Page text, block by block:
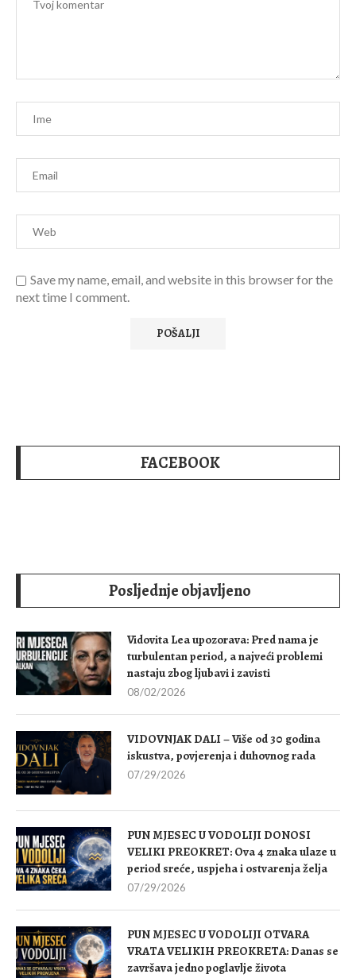
Save my name, email, and website in this browser for the
next time I comment.
FACEBOOK
Posljednje objavljeno
Vidovita Lea upozorava: Pred nama je
turbulentan period, a najveći problemi
nastaju zbog ljubavi i zavisti
08/02/2026
VIDOVNJAK DALI – Više od 30 godina
iskustva, povjerenja i duhovnog rada
07/29/2026
PUN MJESEC U VODOLIJI DONOSI
VELIKI PREOKRET: Ova 4 znaka ulaze u
period sreće, uspjeha i ostvarenja želja
07/29/2026
PUN MJESEC U VODOLIJI OTVARA
VRATA VELIKIH PREOKRETA: Danas se
završava jedno poglavlje života